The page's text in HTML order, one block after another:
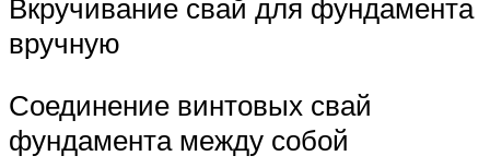
Вкручивание свай для фундамента
вручную
Соединение винтовых свай
фундамента между собой